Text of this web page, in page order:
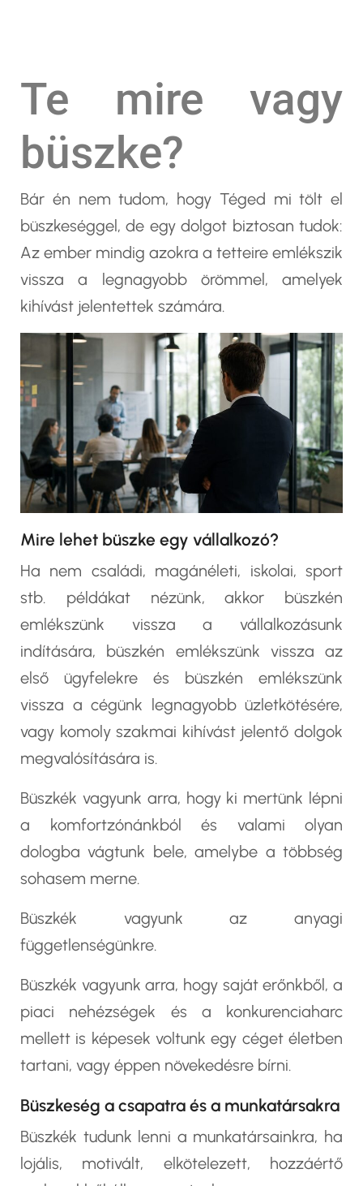
Te mire vagy
büszke?
Bár én nem tudom, hogy Téged mi tölt el
büszkeséggel, de egy dolgot biztosan tudok:
Az ember mindig azokra a tetteire emlékszik
vissza a legnagyobb örömmel, amelyek
kihívást jelentettek számára.
Mire lehet büszke egy vállalkozó?
Ha nem családi, magánéleti, iskolai, sport
stb. példákat nézünk, akkor büszkén
emlékszünk vissza a vállalkozásunk
indítására, büszkén emlékszünk vissza az
első ügyfelekre és büszkén emlékszünk
vissza a cégünk legnagyobb üzletkötésére,
vagy komoly szakmai kihívást jelentő dolgok
megvalósítására is.
Büszkék vagyunk arra, hogy ki mertünk lépni
a komfortzónánkból és valami olyan
dologba vágtunk bele, amelybe a többség
sohasem merne.
Büszkék vagyunk az anyagi
függetlenségünkre.
Büszkék vagyunk arra, hogy saját erőnkből, a
piaci nehézségek és a konkurenciaharc
mellett is képesek voltunk egy céget életben
tartani, vagy éppen növekedésre bírni.
Büszkeség a csapatra és a munkatársakra
Büszkék tudunk lenni a munkatársainkra, ha
lojális, motivált, elkötelezett, hozzáértő